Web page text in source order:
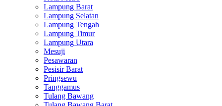
Lampung Barat
Lampung Selatan
Lampung Tengah
Lampung Timur
Lampung Utara
Mesuji
Pesawaran
Pesisir Barat
Pringsewu
Tanggamus
Tulang Bawang